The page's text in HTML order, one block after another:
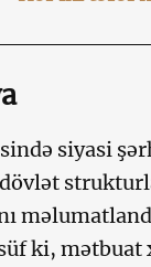
siyasi
ki,